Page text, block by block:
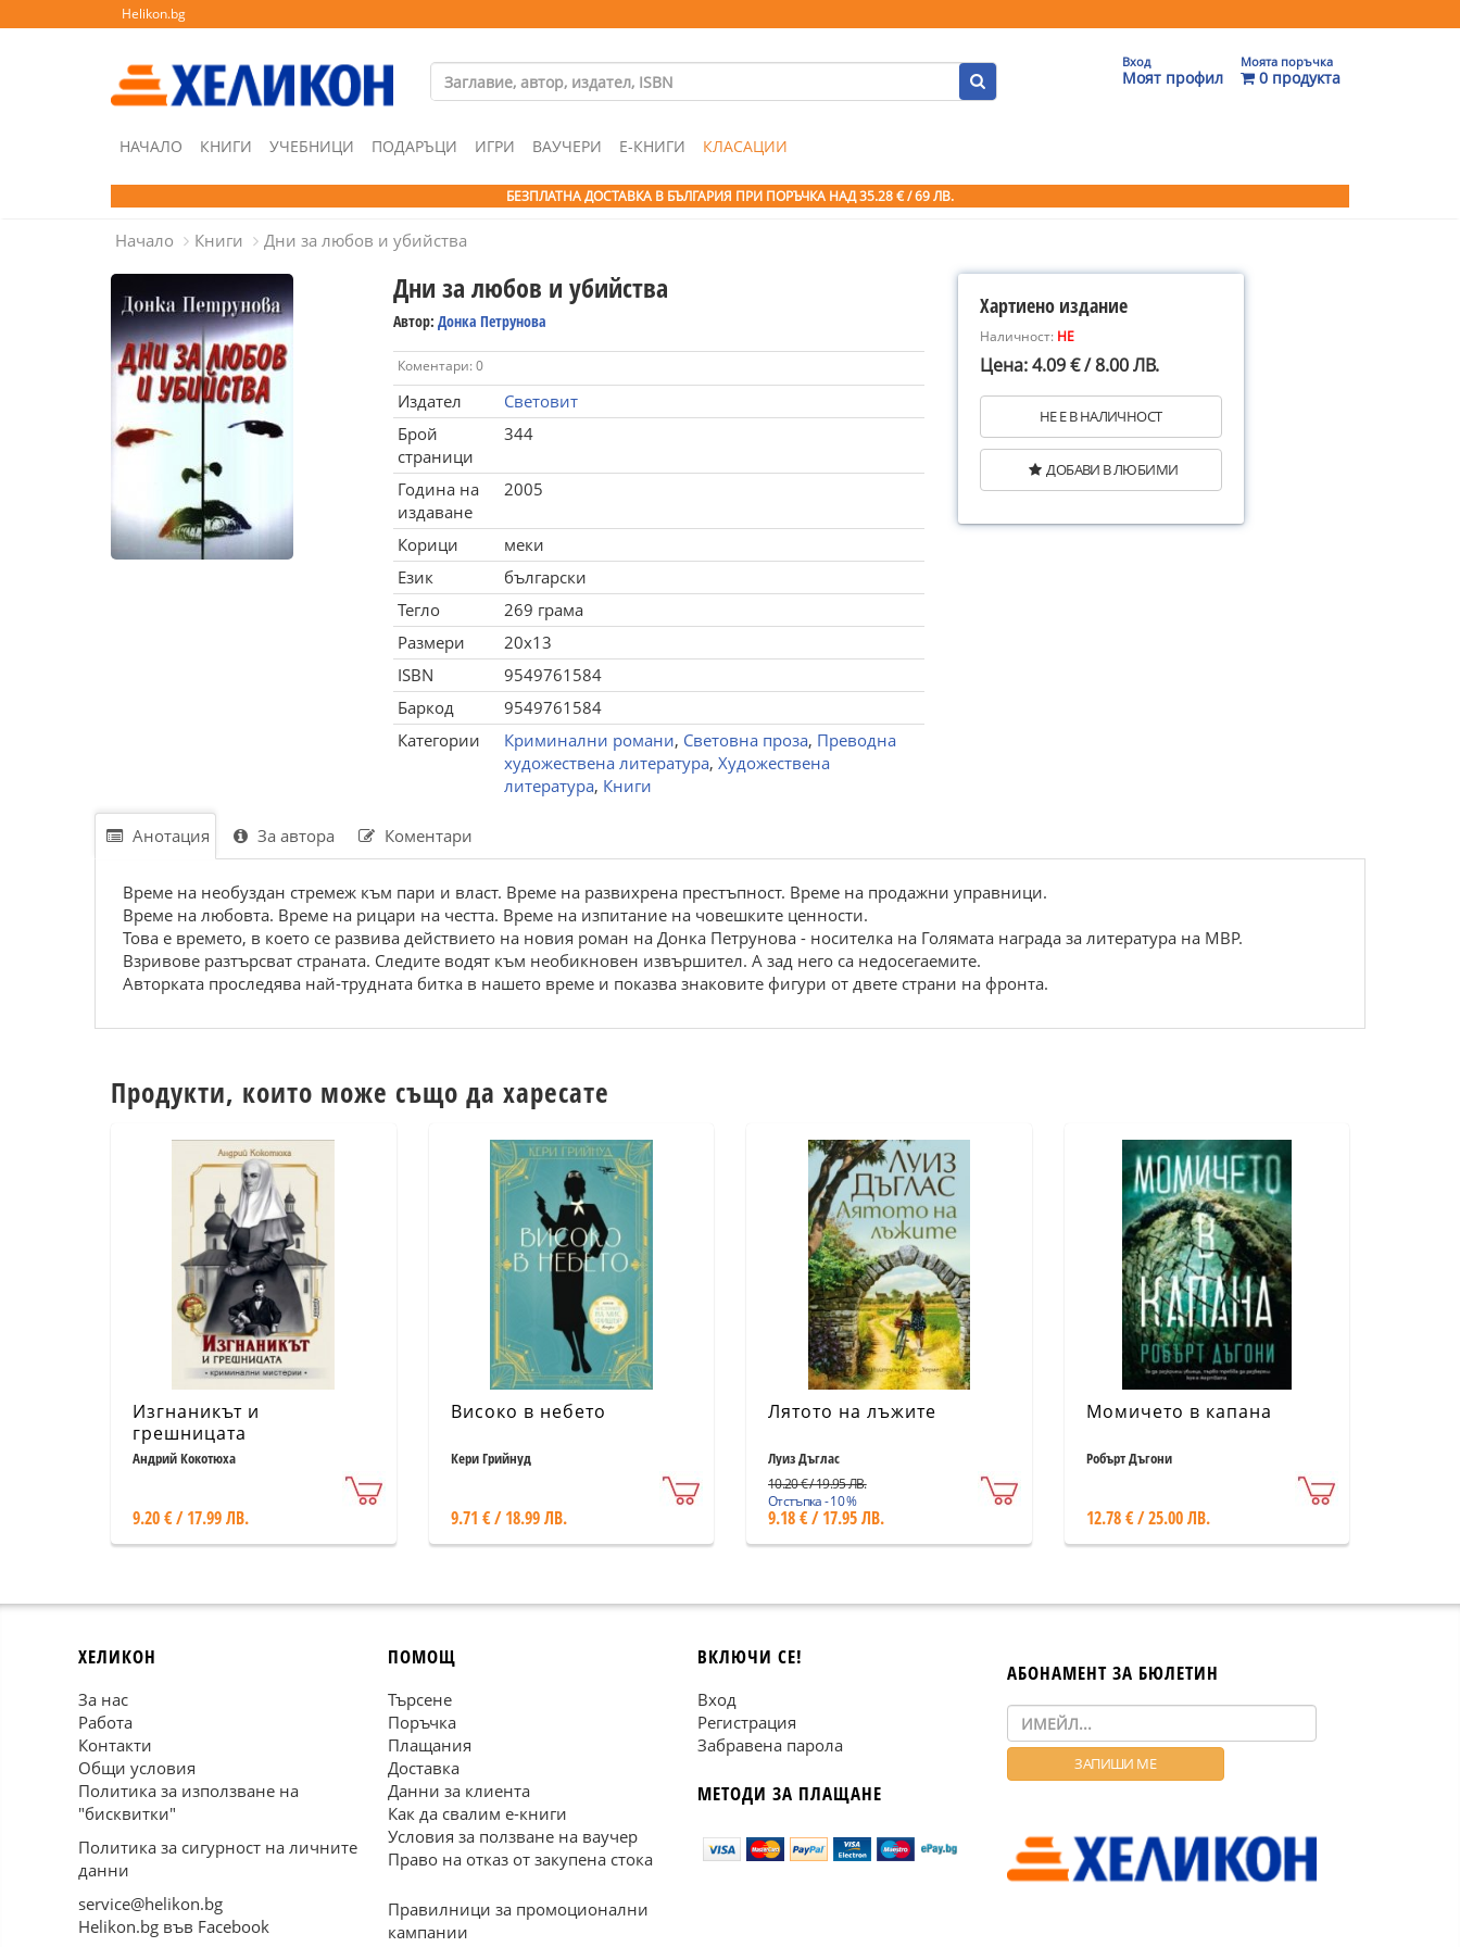
Helikon.bg
Вход
Моят профил
Моята поръчка
0 продукта
НАЧАЛО КНИГИ УЧЕБНИЦИ ПОДАРЪЦИ ИГРИ ВАУЧЕРИ Е-КНИГИ КЛАСАЦИИ
БЕЗПЛАТНА ДОСТАВКА В БЪЛГАРИЯ ПРИ ПОРЪЧКА НАД 35.28 € / 69 ЛВ.
Начало Книги Дни за любов и убийства
Дни за любов и убийства
Автор: Донка Петрунова
Коментари: 0
Издател
Световит
Брой
страници
344
Година на
издаване
2005
Корици
меки
Език
български
Тегло
269 грама
Размери
20x13
ISBN
9549761584
Баркод
9549761584
Категории
Криминални романи, Световна проза, Преводна
художествена литература, Художествена
литература, Книги
Хартиено издание
Наличност: НЕ
Цена: 4.09 € / 8.00 ЛВ.
НЕ Е В НАЛИЧНОСТ
ДОБАВИ В ЛЮБИМИ
Анотация За автора Коментари
Време на необуздан стремеж към пари и власт. Време на развихрена престъпност. Време на продажни управници.
Време на любовта. Време на рицари на честта. Време на изпитание на човешките ценности.
Това е времето, в което се развива действието на новия роман на Донка Петрунова - носителка на Голямата награда за литература на МВР.
Взривове разтърсват страната. Следите водят към необикновен извършител. А зад него са недосегаемите.
Авторката проследява най-трудната битка в нашето време и показва знаковите фигури от двете страни на фронта.
Продукти, които може също да харесате
Изгнаникът и
грешницата
Андрий Кокотюха
9.20 € / 17.99 ЛВ.
Високо в небето
Кери Грийнуд
9.71 € / 18.99 ЛВ.
Лятото на лъжите
Луиз Дъглас
10.20 € / 19.95 ЛВ.
Отстъпка - 10 %
9.18 € / 17.95 ЛВ.
Момичето в капана
Робърт Дъгони
12.78 € / 25.00 ЛВ.
ХЕЛИКОН
За нас
Работа
Контакти
Общи условия
Политика за използване на
"бисквитки"
Политика за сигурност на личните
данни
service@helikon.bg
Helikon.bg във Facebook
ПОМОЩ
Търсене
Поръчка
Плащания
Доставка
Данни за клиента
Как да свалим е-книги
Условия за ползване на ваучер
Право на отказ от закупена стока
Правилници за промоционални
кампании
ВКЛЮЧИ СЕ!
Вход
Регистрация
Забравена парола
МЕТОДИ ЗА ПЛАЩАНЕ
АБОНАМЕНТ ЗА БЮЛЕТИН